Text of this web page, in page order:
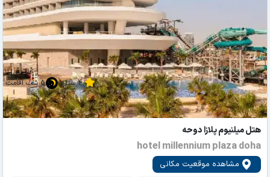
هتل میلنیوم پلازا دوحه
hotel millennium plaza doha
مشاهده موقعیت مکانی
4 ستاره 5 شب اقامت